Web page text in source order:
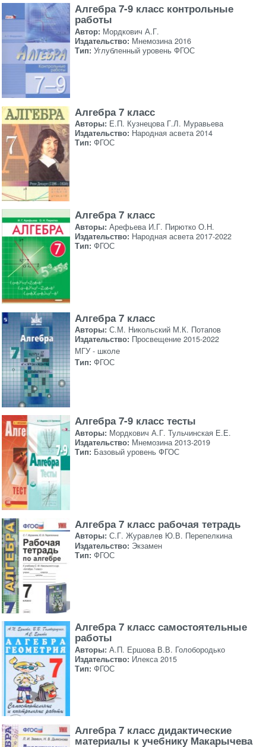
Алгебра 7-9 класс контрольные
работы
Автор: Мордкович А.Г.
Издательство: Мнемозина 2016
Тип: Углубленный уровень ФГОС
Алгебра 7 класс
Авторы: Е.П. Кузнецова Г.Л. Муравьева
Издательство: Народная асвета 2014
Тип: ФГОС
Алгебра 7 класс
Авторы: Арефьева И.Г. Пирютко О.Н.
Издательство: Народная асвета 2017-2022
Тип: ФГОС
Алгебра 7 класс
Авторы: С.М. Никольский М.К. Потапов
Издательство: Просвещение 2015-2022
МГУ - школе
Тип: ФГОС
Алгебра 7-9 класс тесты
Авторы: Мордкович А.Г. Тульчинская Е.Е.
Издательство: Мнемозина 2013-2019
Тип: Базовый уровень ФГОС
Алгебра 7 класс рабочая тетрадь
Авторы: С.Г. Журавлев Ю.В. Перепелкина
Издательство: Экзамен
Тип: ФГОС
Алгебра 7 класс самостоятельные
работы
Авторы: А.П. Ершова В.В. Голобородько
Издательство: Илекса 2015
Тип: ФГОС
Алгебра 7 класс дидактические
материалы к учебнику Макарычева